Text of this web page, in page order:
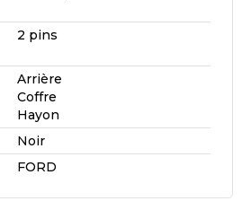
2 pins
Arrière
Coffre
Hayon
Noir
FORD